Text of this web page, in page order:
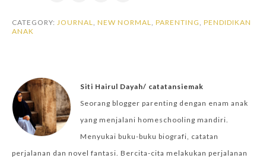
CATEGORY: JOURNAL, NEW NORMAL, PARENTING, PENDIDIKAN
ANAK
Siti Hairul Dayah/ catatansiemak
Seorang blogger parenting dengan enam anak
yang menjalani homeschooling mandiri.
Menyukai buku-buku biografi, catatan
perjalanan dan novel fantasi. Bercita-cita melakukan perjalanan